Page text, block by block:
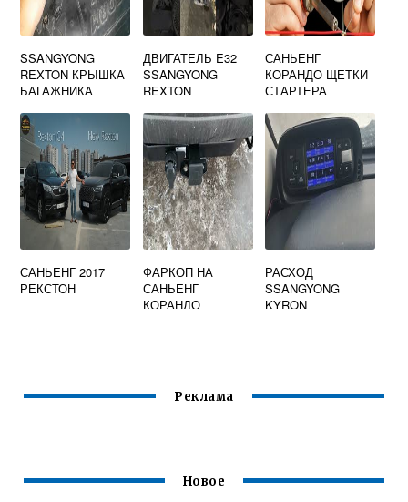
SSANGYONG
REXTON КРЫШКА
БАГАЖНИКА
ДВИГАТЕЛЬ E32
SSANGYONG
REXTON
САНЬЕНГ
КОРАНДО ЩЕТКИ
СТАРТЕРА
САНЬЕНГ 2017
РЕКСТОН
ФАРКОП НА
САНЬЕНГ
КОРАНДО
РАСХОД
SSANGYONG
KYRON
Реклама
Новое